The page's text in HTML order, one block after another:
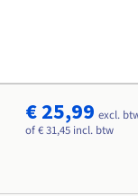
€ 25,99 excl.
of € 31,45 incl. btw